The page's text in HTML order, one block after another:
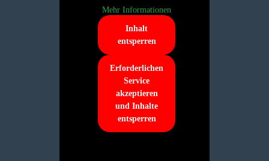
Mehr Informationen
Inhalt
entsperren
Erforderlichen
Service
akzeptieren
und Inhalte
entsperren